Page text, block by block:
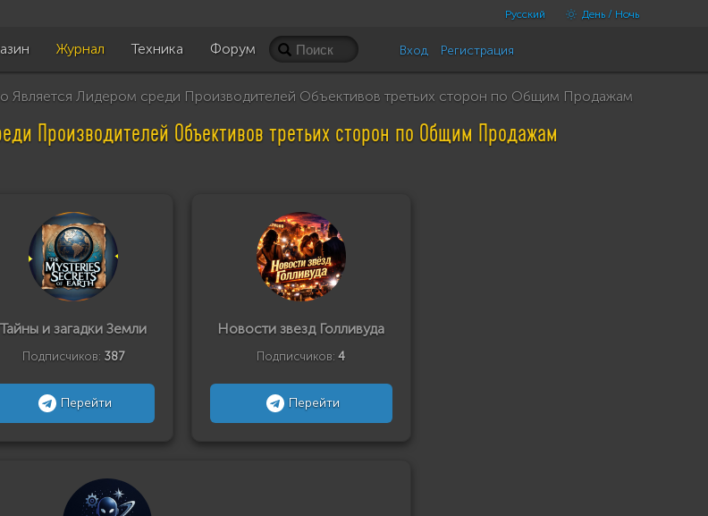
Русский День / Ночь
Журнал Техника Форум Вход Регистрация
Является Лидером среди Производителей Объективов третьих сторон по Общим Продажам
Производителей Объективов третьих сторон по Общим Продажам
Тайны и загадки Земли
Подписчиков: 387
Перейти
Новости звезд Голливуда
Подписчиков:4
Перейти